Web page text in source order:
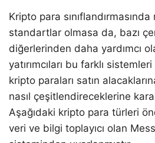
Kripto para
standartlar olmasa da, bazı
diğerlerinden daha yardımcı
yatırımcıları bu farklı
kripto paraları satın
nasıl çeşitlendireceklerine
Aşağıdaki kripto para türleri
veri ve bilgi toplayıcı olan